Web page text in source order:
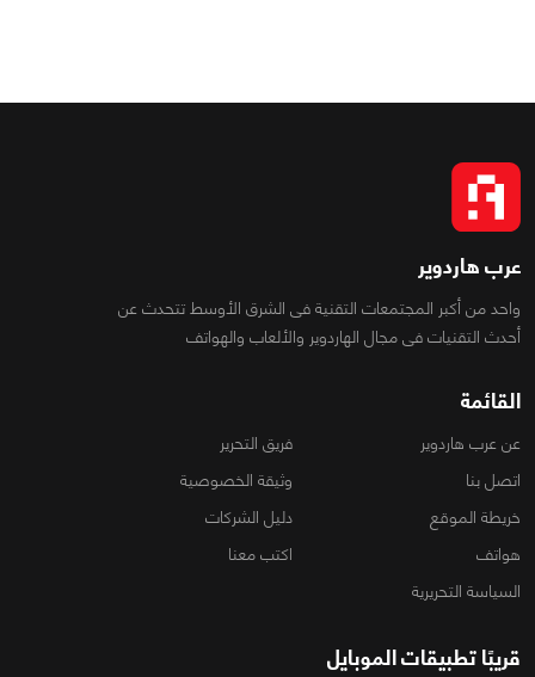
عرب هاردوير
واحد من أكبر المجتمعات التقنية فى الشرق الأوسط تتحدث عن
أحدث التقنيات فى مجال الهاردوير والألعاب والهواتف
القائمة
عن عرب هاردوير
فريق التحرير
اتصل بنا
وثيقة الخصوصية
خريطة الموقع
دليل الشركات
هواتف
اكتب معنا
السياسة التحريرية
قريبًا تطبيقات الموبايل